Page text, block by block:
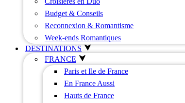
Budget & Conseils
Reconnexion & Romantisme
Week-ends Romantiques
DESTINATIONS
FRANCE
Paris et Ile de France
En France Aussi
Hauts de France